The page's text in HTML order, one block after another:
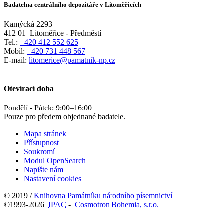
Badatelna centrálního depozitáře v Litoměřicích
Kamýcká 2293
412 01
Litoměřice - Předměstí
Tel.: +420 412 552 625
Mobil: +420 731 448 567
E-mail: litomerice@pamatnik-np.cz
Otevírací doba
Pondělí - Pátek: 9:00–16:00
Pouze pro předem objednané badatele.
Mapa stránek
Přístupnost
Soukromí
Modul OpenSearch
Napište nám
Nastavení cookies
© 2019 /Knihovna Památníku národního písemnictví
©1993-2026 IPAC - Cosmotron Bohemia, s.r.o.